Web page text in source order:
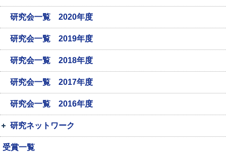
研究会一覧 2020年度
研究会一覧 2019年度
研究会一覧 2018年度
研究会一覧 2017年度
研究会一覧 2016年度
研究ネットワーク
受賞一覧